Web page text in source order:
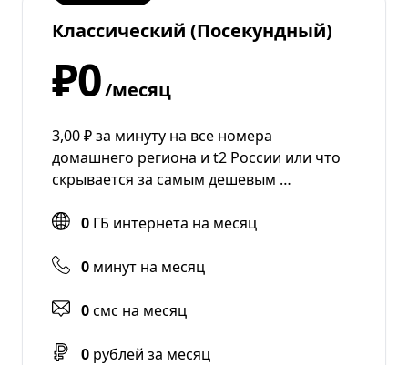
Классический (Посекундный)
₽0/месяц
3,00 ₽ за минуту на все номера
домашнего региона и t2 России или что
скрывается за самым дешевым …
0 ГБ интернета на месяц
0 минут на месяц
0смс на месяц
0 рублей за месяц